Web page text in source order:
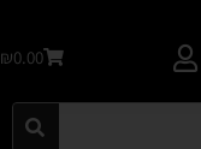
₪0.00